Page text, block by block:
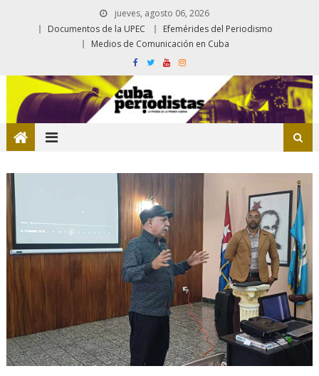
jueves, agosto 06, 2026
Documentos de la UPEC
Efemérides del Periodismo
Medios de Comunicación en Cuba